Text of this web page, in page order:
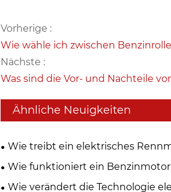
Vorherige :
Wie wähle ich zwischen
Nächste :
Was sind die Vor- und Nachteile
Ähnliche Neuigkeiten
Wie treibt ein elektrisches
der Leistungsmobilität voran?
Wie funktioniert ein
Wie verändert die Technologie